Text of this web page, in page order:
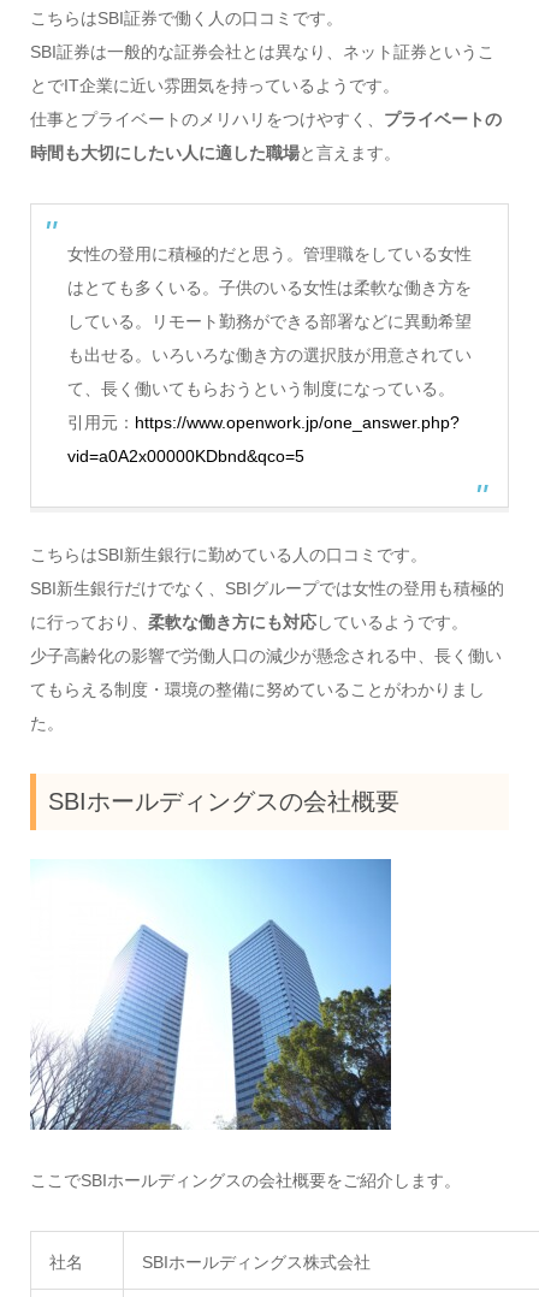
こちらはSBI証券で働く人の口コミです。
SBI証券は一般的な証券会社とは異なり、ネット証券というこ
とでIT企業に近い雰囲気を持っているようです。
仕事とプライベートのメリハリをつけやすく、 プライベートの
時間も大切にしたい人に適した職場と言えます。
女性の登用に積極的だと思う。管理職をしている女性
はとても多くいる。子供のいる女性は柔軟な働き方を
している。リモート勤務ができる部署などに異動希望
も出せる。いろいろな働き方の選択肢が用意されてい
て、長く働いてもらおうという制度になっている。
引用元： https://www.openwork.jp/one_answer.php?
vid=a0A2x00000KDbnd&qco=5
こちらはSBI新生銀行に勤めている人の口コミです。
SBI新生銀行だけでなく、SBIグループでは女性の登用も積極的
に行っており、 柔軟な働き方にも対応しているようです。
少子高齢化の影響で労働人口の減少が懸念される中、長く働い
てもらえる制度・環境の整備に努めていることがわかりまし
た。
SBIホールディングスの会社概要
ここでSBIホールディングスの会社概要をご紹介します。
社名 SBIホールディングス株式会社